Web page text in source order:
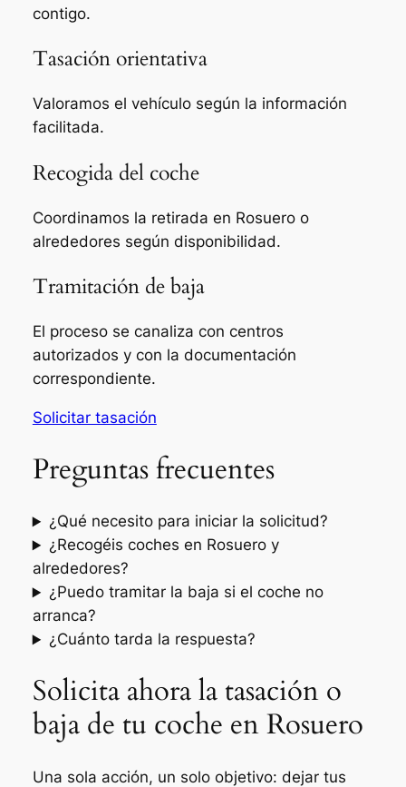
contigo.
Tasación orientativa
Valoramos el vehículo según la información
facilitada.
Recogida del coche
Coordinamos la retirada en Rosuero o
alrededores según disponibilidad.
Tramitación de baja
El proceso se canaliza con centros
autorizados y con la documentación
correspondiente.
Solicitar tasación
Preguntas frecuentes
¿Qué necesito para iniciar la solicitud?
¿Recogéis coches en Rosuero y
alrededores?
¿Puedo tramitar la baja si el coche no
arranca?
¿Cuánto tarda la respuesta?
Solicita ahora la tasación o
baja de tu coche en Rosuero
Una sola acción, un solo objetivo: dejar tus